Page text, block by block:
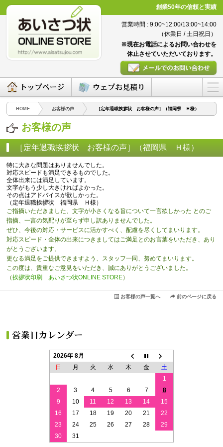
創業50年の信頼と実績
営業時間 : 9:00~12:00/13:00~14:00
（休業日 / 土日祝日）
※現在お電話によるお問い合わせを
休止させていただいております。
HOME お客様の声 ［定年退職挨拶状 お客様の声］（福岡県 Ｈ様）
お客様の声
［定年退職挨拶状 お客様の声］（福岡県 Ｈ様）
特に大きな問題はありませんでした。
対応スピードも満足できるものでした。
全体出来には満足しています。
文字がもう少し大きければよかった。
その点はアドバイスが欲しかった。
（定年退職挨拶状 福岡県 Ｈ様）
ご指摘いただきました、文字が小さくなる旨について一言欲しかった とのご
指摘、一言の気配りが至らず申し訳ありませんでした。
ぜひ、今後の対応・サービスに活かすべく、配慮を尽くしてまいります。
対応スピード・全体の出来につきましてはご満足とのお言葉をいただき、あり
がとうございます。
更なる満足をご提供できますよう、スタッフ一同、努めてまいります。
この度は、貴重なご意見をいただき、誠にありがとうございました。
（挨拶状印刷 あいさつ状ONLINE STORE）
お客様の声一覧へ 前のページに戻る
2026年 8月
日
月 火 水 木 金
土
1
2
3 4 5 6 7
8
9
10 11 12 13 14
15
16
17 18 19 20 21
22
23
24 25 26 27 28
29
30
31